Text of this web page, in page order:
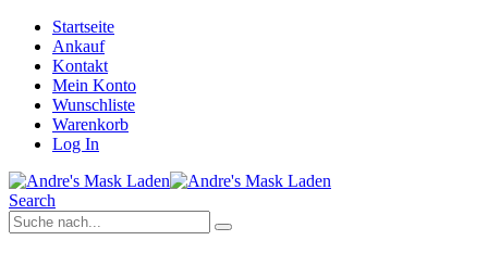
Startseite
Ankauf
Kontakt
Mein Konto
Wunschliste
Warenkorb
Log In
Search